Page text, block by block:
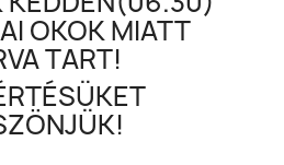
OKOK MIATT
TART!